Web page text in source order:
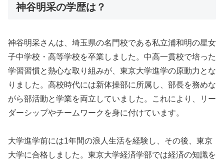
神谷明采の学歴は？
神谷明采さんは、埼玉県の名門校である私立浦和明の星女
子中学校・高等学校を卒業しました。中高一貫校で培った
学習習慣と熱心な取り組みが、東京大学進学の原動力とな
りました。高校時代には新体操部に所属し、部長を務めな
がら部活動と学業を両立していました。これにより、リー
ダーシップやチームワークを身に付けています。
大学進学前には1年間の浪人生活を経験し、その後、東京
大学に合格しました。東京大学経済学部では経済の知識を